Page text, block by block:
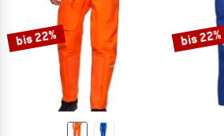
bis 22% bis 22%